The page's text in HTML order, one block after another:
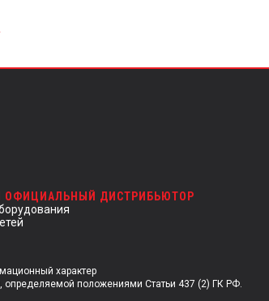
ОФИЦИАЛЬНЫЙ ДИСТРИБЬЮТОР
характер
определяемой положениями Статьи 437 (2) ГК РФ.